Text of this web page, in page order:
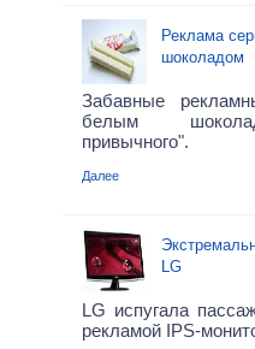
Реклама
шоколадом
Забавные
белым
привычного".
Далее
LG
LG испугала
рекламой IPS-